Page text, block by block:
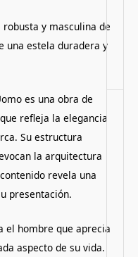
robusta y masculina de
una estela duradera y
es una obra de
refleja la elegancia
Su estructura
la arquitectura
revela una
presentación.
el hombre que aprecia
aspecto de su vida.